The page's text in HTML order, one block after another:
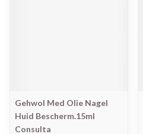
Gehwol Med Olie Nagel
Huid Bescherm.15ml
Consulta